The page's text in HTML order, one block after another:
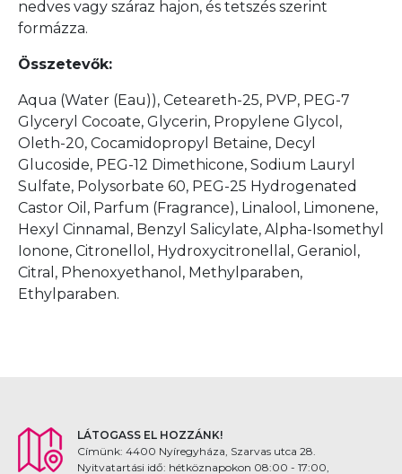
nedves vagy száraz hajon, és tetszés szerint
formázza.
Összetevők:
Aqua (Water (Eau)), Ceteareth-25, PVP, PEG-7
Glyceryl Cocoate, Glycerin, Propylene Glycol,
Oleth-20, Cocamidopropyl Betaine, Decyl
Glucoside, PEG-12 Dimethicone, Sodium Lauryl
Sulfate, Polysorbate 60, PEG-25 Hydrogenated
Castor Oil, Parfum (Fragrance), Linalool, Limonene,
Hexyl Cinnamal, Benzyl Salicylate, Alpha-Isomethyl
Ionone, Citronellol, Hydroxycitronellal, Geraniol,
Citral, Phenoxyethanol, Methylparaben,
Ethylparaben.
LÁTOGASS EL HOZZÁNK!
Címünk: 4400 Nyíregyháza, Szarvas utca 28.
Nyitvatartási idő: hétköznapokon 08:00 - 17:00,